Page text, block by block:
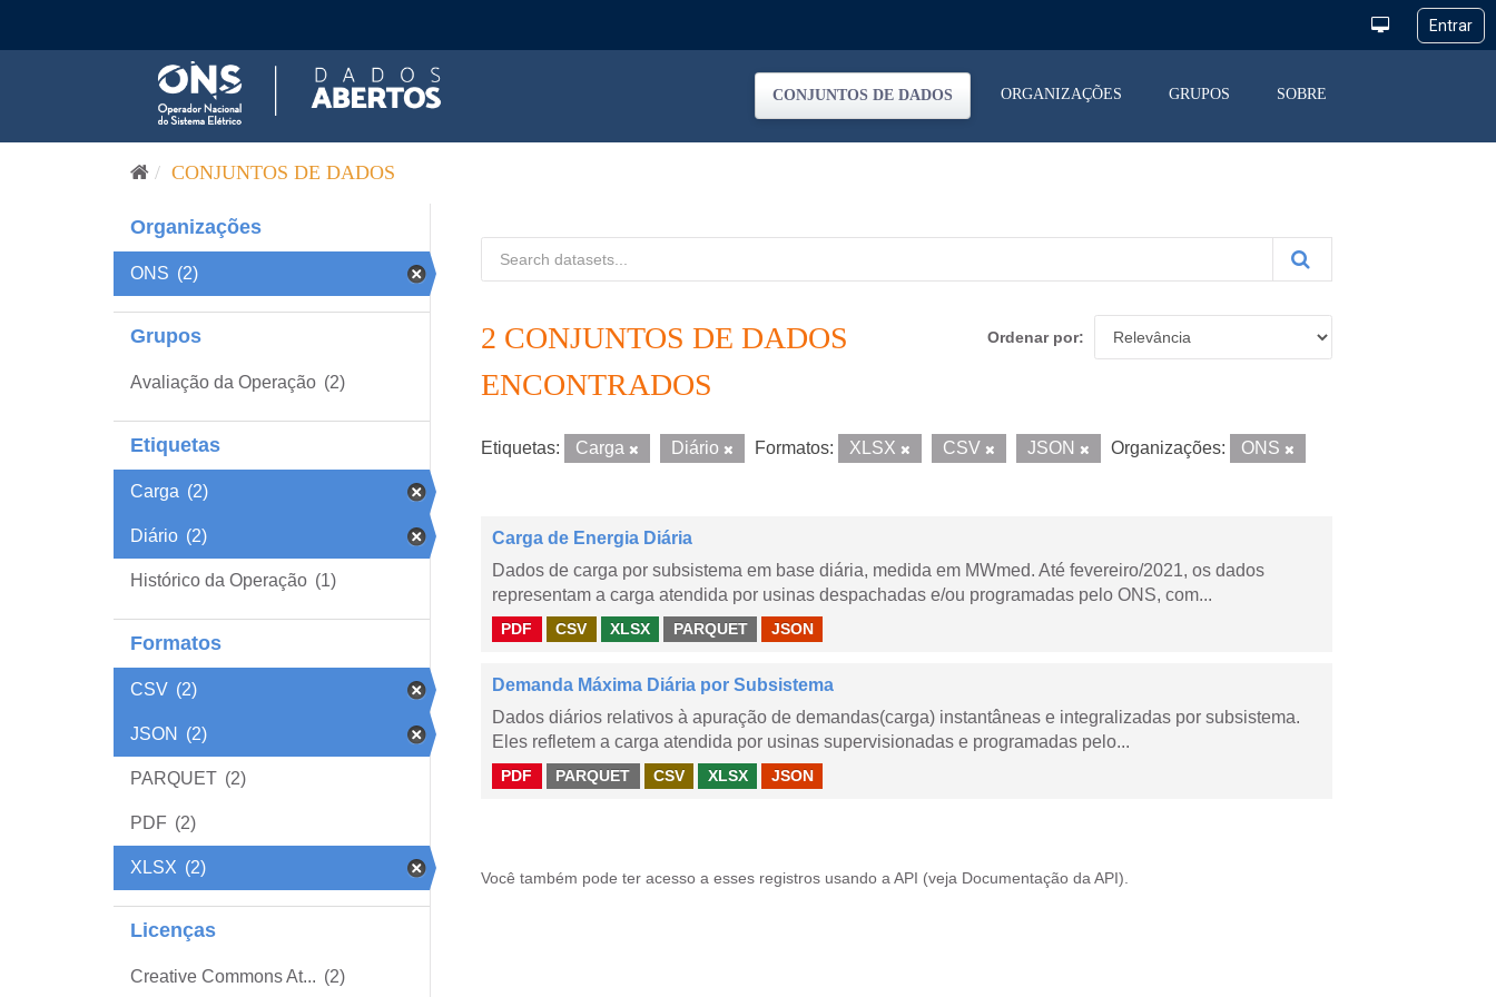
CONJUNTOS DE DADOS ORGANIZAÇÕES GRUPOS SOBRE
CONJUNTOS DE DADOS
Organizações
ONS (2)
Grupos
Avaliação da Operação (2)
Etiquetas
Carga (2)
Diário (2)
Histórico da Operação (1)
Formatos
CSV (2)
JSON (2)
PARQUET (2)
PDF (2)
XLSX (2)
Licenças
Creative Commons At... (2)
Ordenar por
2 CONJUNTOS DE DADOS
ENCONTRADOS
Etiquetas: Carga Diário Formatos: XLSX CSV JSON Organizações: ONS
Carga de Energia Diária
Dados de carga por subsistema em base diária, medida em MWmed. Até fevereiro/2021, os dados
representam a carga atendida por usinas despachadas e/ou programadas pelo ONS, com...
PDF CSV XLSX PARQUET JSON
Demanda Máxima Diária por Subsistema
Dados diários relativos à apuração de demandas(carga) instantâneas e integralizadas por subsistema.
Eles refletem a carga atendida por usinas supervisionadas e programadas pelo...
PDF PARQUET CSV XLSX JSON
Você também pode ter acesso a esses registros usando a API (veja Documentação da API ).